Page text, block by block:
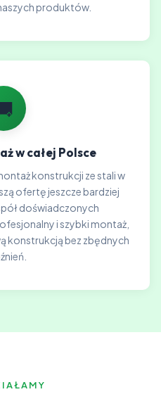
produktów.
w całej Polsce
konstrukcji ze stali w
ofertę jeszcze bardziej
doświadczonych
i szybki montaż,
konstrukcją bez zbędnych